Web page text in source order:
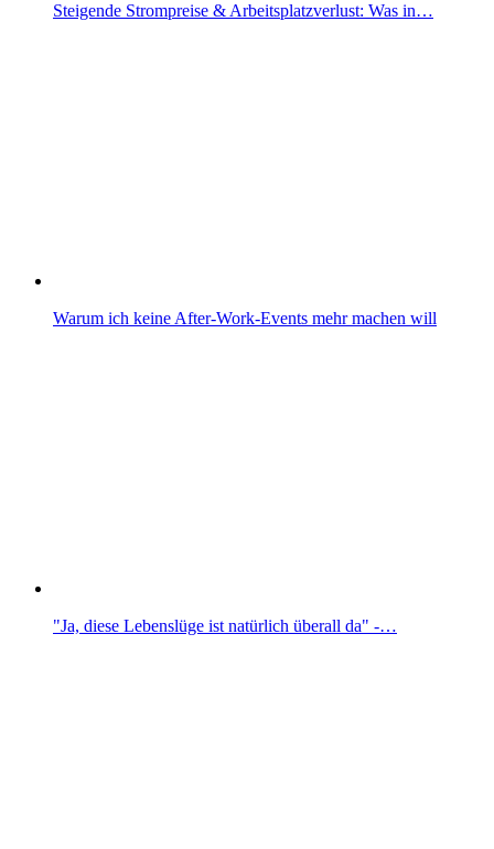
Steigende Strompreise & Arbeitsplatzverlust: Was in…
Warum ich keine After-Work-Events mehr machen will
"Ja, diese Lebenslüge ist natürlich überall da" -…